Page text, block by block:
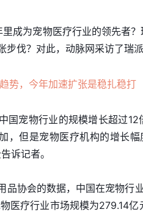
成为宠物医疗行业的领先者
步伐？对此，动脉网采访了瑞
势，今年加速扩张是稳扎稳打
国宠物行业的规模增长超过
，但是宠物医疗机构的增长
诉记者。
品协会的数据，中国在宠物行
医疗行业市场规模为279.14